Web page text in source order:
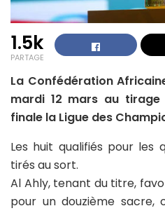
1.5k
PARTAGE
La Confédération
mardi 12 mars au
finale la Ligue des
Les huit qualifiés pour
tirés au sort.
Al Ahly, tenant du titre,
pour un douzième